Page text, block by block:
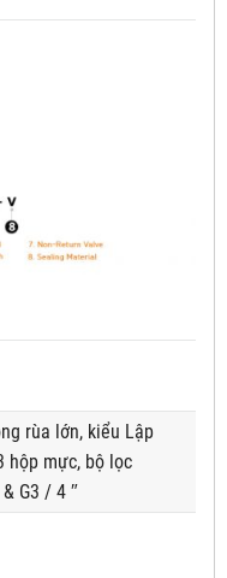
rùa lớn, kiểu Lập
hộp mực, bộ lọc
G3 / 4 ″